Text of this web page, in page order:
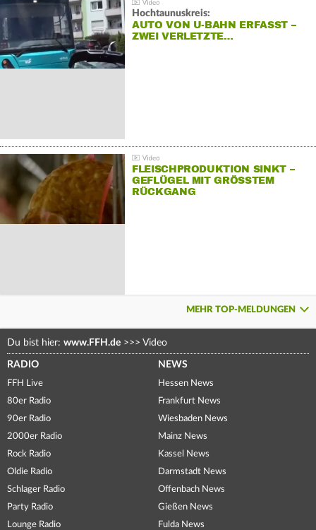
Hochtaunuskreis:
AUTO VON U-BAHN ERFASST –
ZWEI VERLETZTE…
FLEISCHPRODUKTION SINKT –
GEFLÜGEL MIT GRÖSSTEM R
ÜCKGANG
MEHR TOP-MELDUNGEN
Du bist hier: www.FFH.de >>> Video
RADIO
FFH Live
80er Radio
90er Radio
2000er Radio
Rock Radio
Oldie Radio
Schlager Radio
Party Radio
Lounge Radio
NEWS
Hessen News
Frankfurt News
Wiesbaden News
Mainz News
Kassel News
Darmstadt News
Offenbach News
Gießen News
Fulda News